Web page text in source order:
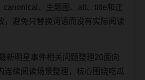
canonical、主题图、alt、title和正
，避免只替换词语而没有实际阅读
新明星事件相关问题整理20面向
连续阅读场景整理，核心围绕吃瓜